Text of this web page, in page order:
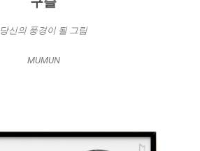
당신의 풍경이 될 그림
MUMUN